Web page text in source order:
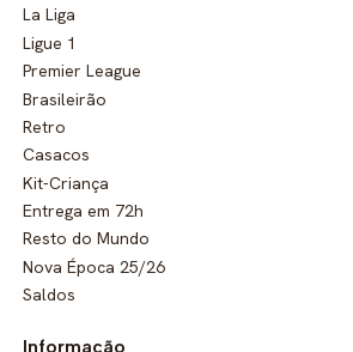
La Liga
Ligue 1
Premier League
Brasileirão
Retro
Casacos
Kit-Criança
Entrega em 72h
Resto do Mundo
Nova Época 25/26
Saldos
Informação